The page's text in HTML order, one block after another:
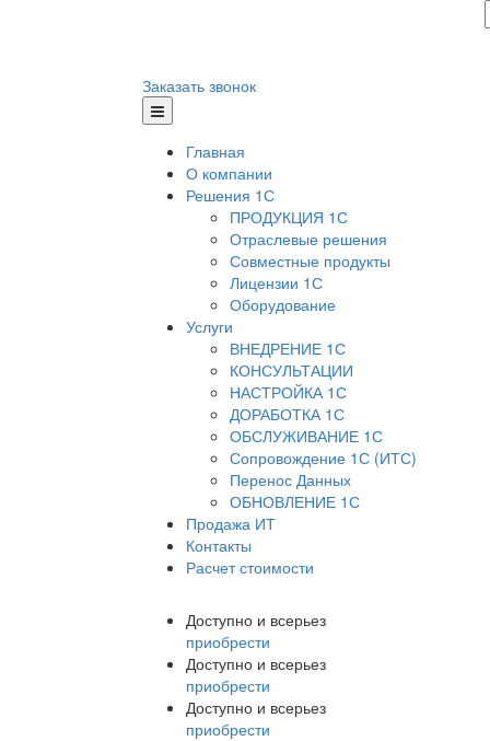
Заказать звонок
Главная
О компании
Решения 1С
ПРОДУКЦИЯ 1С
Отраслевые решения
Совместные продукты
Лицензии 1С
Оборудование
Услуги
ВНЕДРЕНИЕ 1С
КОНСУЛЬТАЦИИ
НАСТРОЙКА 1С
ДОРАБОТКА 1С
ОБСЛУЖИВАНИЕ 1С
Сопровождение 1С (ИТС)
Перенос Данных
ОБНОВЛЕНИЕ 1С
Продажа ИТ
Контакты
Расчет стоимости
Доступно и всерьез
приобрести
Доступно и всерьез
приобрести
Доступно и всерьез
приобрести